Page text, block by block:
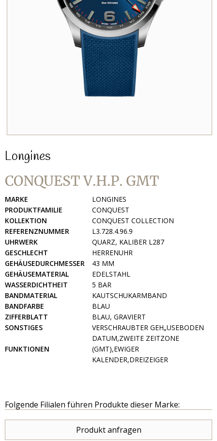
Longines
CONQUEST V.H.P. GMT
MARKE
LONGINES
PRODUKTFAMILIE
CONQUEST
KOLLEKTION
CONQUEST COLLECTION
REFERENZNUMMER
L3.728.4.96.9
UHRWERK
QUARZ, KALIBER L287
GESCHLECHT
HERRENUHR
GEHÄUSEDURCHMESSER
43 MM
GEHÄUSEMATERIAL
EDELSTAHL
WASSERDICHTHEIT
5 BAR
BANDMATERIAL
KAUTSCHUKARMBAND
BANDFARBE
BLAU
ZIFFERBLATT
BLAU, GRAVIERT
SONSTIGES
VERSCHRAUBTER GEH„USEBODEN
FUNKTIONEN
DATUM,ZWEITE ZEITZONE
(GMT),EWIGER
KALENDER,DREIZEIGER
Folgende Filialen führen Produkte dieser Marke:
Produkt anfragen